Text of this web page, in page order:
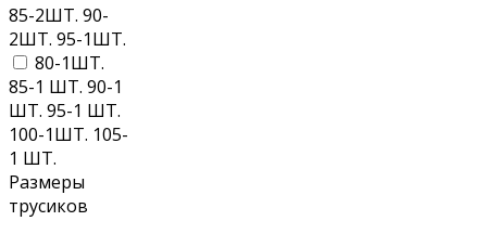
85-2ШТ. 90-
2ШТ. 95-1ШТ.
80-1ШТ.
85-1 ШТ. 90-1
ШТ. 95-1 ШТ.
100-1ШТ. 105-
1 ШТ.
Размеры
трусиков